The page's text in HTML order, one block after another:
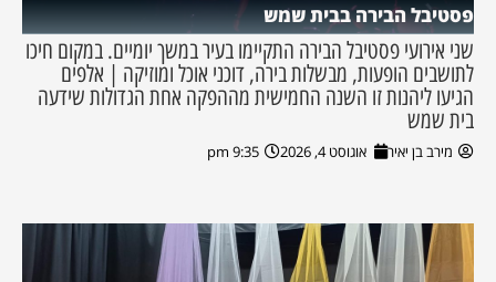
פסטיבל הבירה בבית שמש
שני אירועי פסטיבל הבירה התקיימו בעיר במשך יומיים. במקום חיכו
לתושבים הופעות, מבשלות בירה, דוכני אוכל ומוזיקה | אלפים
הגיעו ליהנות זו השנה החמישית מההפקה אחת הגדולות שידעה
בית שמש
מירב בן יאיר אוגוסט 4, 2026 9:35 pm